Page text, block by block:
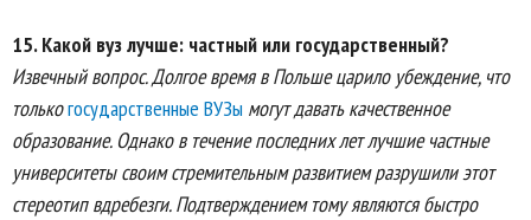
15. Какой вуз лучше: частный или государственный?
Извечный вопрос. Долгое время в Польше царило убеждение, что
толькогосударственные ВУЗы могут давать качественное
образование. Однако в течение последних лет лучшие частные
университеты своим стремительным развитием разрушили этот
стереотип вдребезги. Подтверждением тому являются быстро